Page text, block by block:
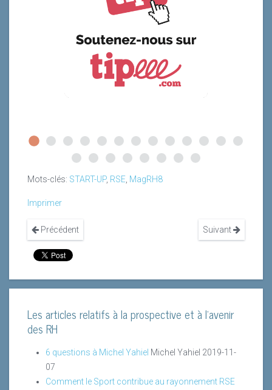
Mots-clés: START-UP, RSE MagRH8
Imprimer
Précédent Suivant
Les articles relatifs à la prospective et à l'avenir
des RH
6 questions à Michel Yahiel Michel Yahiel 2019-11-
07
Comment le Sport contribue au rayonnement RSE